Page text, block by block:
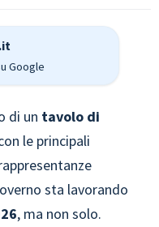
Google
di un tavolo di
le principali
sta lavorando
, ma non solo.